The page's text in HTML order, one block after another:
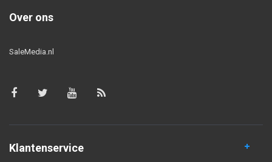
Over ons
SaleMedia.nl
Klantenservice